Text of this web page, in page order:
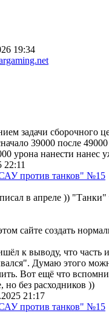
19:34
задачи сборочного
39000 после
урона нанести нанес
22:11
против танков" №15
в апреле )) "Танки"
сайте создать
к выводу, что часть
Думаю этого
Вот ещё что
без расходников ))
21:17
против танков" №15